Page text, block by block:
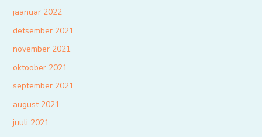
jaanuar 2022
detsember 2021
november 2021
oktoober 2021
september 2021
august 2021
juuli 2021